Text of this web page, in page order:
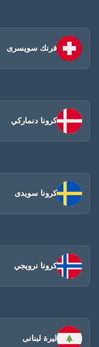
فرنك سويسرى
كرونا دنماركي
كرونا سويدى
كرونا نرويجي
ليرة لبنانى